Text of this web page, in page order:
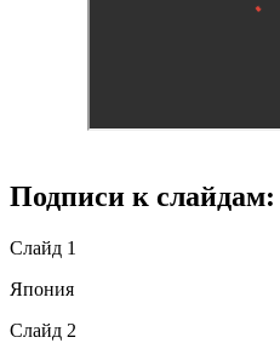
Подписи к слайдам:
Слайд 1
Япония
Слайд 2